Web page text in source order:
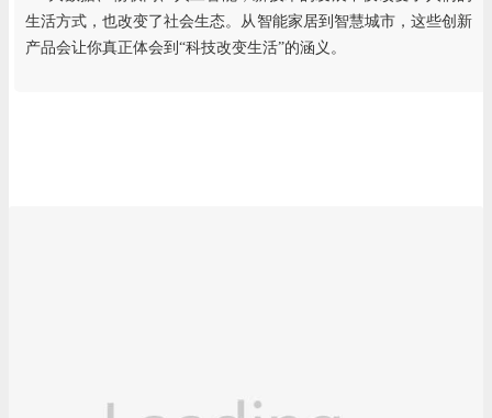
生活方式，也改变了社会生态。从智能家居到智慧城市，这些创新
产品会让你真正体会到“科技改变生活”的涵义。